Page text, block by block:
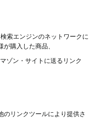
索エンジンのネットワークに
購入した商品、
ゾン・サイトに送るリンク
のリンクツールにより提供さ